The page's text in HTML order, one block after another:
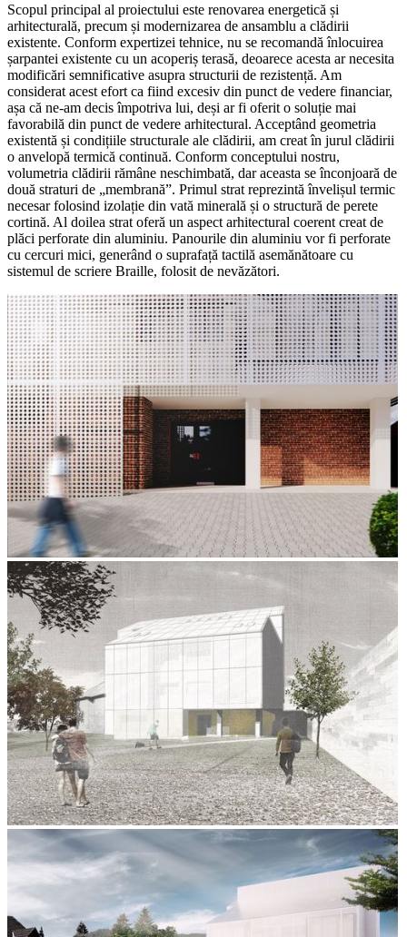
Scopul principal al proiectului este renovarea energetică și
arhitecturală, precum și modernizarea de ansamblu a clădirii
existente. Conform expertizei tehnice, nu se recomandă înlocuirea
șarpantei existente cu un acoperiș terasă, deoarece acesta ar necesita
modificări semnificative asupra structurii de rezistență. Am
considerat acest efort ca fiind excesiv din punct de vedere financiar,
așa că ne-am decis împotriva lui, deși ar fi oferit o soluție mai
favorabilă din punct de vedere arhitectural. Acceptând geometria
existentă și condițiile structurale ale clădirii, am creat în jurul clădirii
o anvelopă termică continuă. Conform conceptului nostru,
volumetria clădirii rămâne neschimbată, dar aceasta se înconjoară de
două straturi de „membrană”. Primul strat reprezintă învelișul termic
necesar folosind izolație din vată minerală și o structură de perete
cortină. Al doilea strat oferă un aspect arhitectural coerent creat de
plăci perforate din aluminiu. Panourile din aluminiu vor fi perforate
cu cercuri mici, generând o suprafață tactilă asemănătoare cu
sistemul de scriere Braille, folosit de nevăzători.